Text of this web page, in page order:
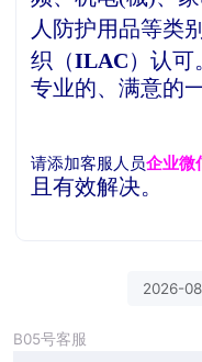
人防护用品等类别
织（ILAC）认可
专业的、满意的
请添加客服人员企业微
且有效解决。
2026-
B05号客服